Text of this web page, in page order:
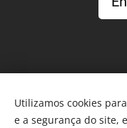
Utilizamos cookies
e a segurança do site,